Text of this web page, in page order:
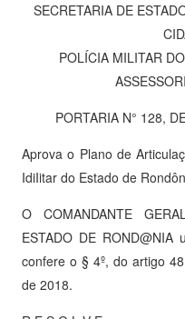
SECRETARIA DE
POLÍCIA MILITAR
PORTARIA N° 128,
Aprova o Plano de
IdiIitar do Estado de
O COMANDANTE
ESTADO DE
confere o § 4º, do artigo
de 2018.